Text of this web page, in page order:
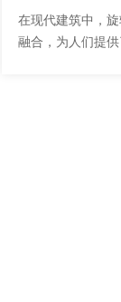
在现代建筑中，
融合，为人们提